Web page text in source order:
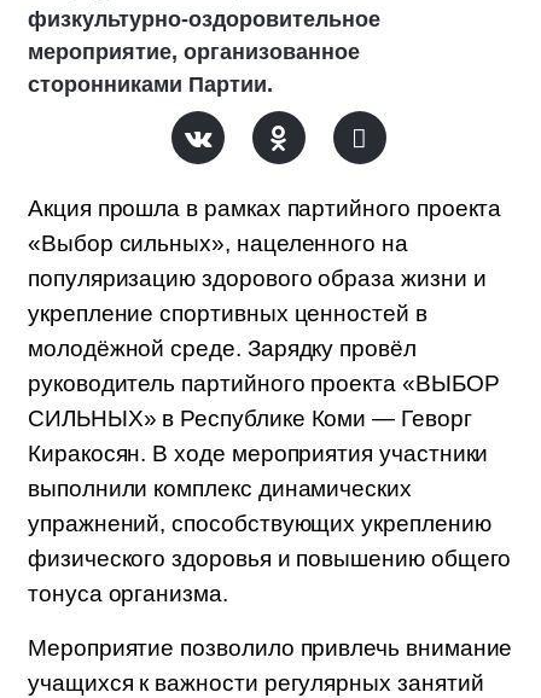
физкультурно‑оздоровительное
мероприятие, организованное
сторонниками Партии.
Акция прошла в рамках партийного проекта
«Выбор сильных», нацеленного на
популяризацию здорового образа жизни и
укрепление спортивных ценностей в
молодёжной среде. Зарядку провёл
руководитель партийного проекта «ВЫБОР
СИЛЬНЫХ» в Республике Коми — Геворг
Киракосян. В ходе мероприятия участники
выполнили комплекс динамических
упражнений, способствующих укреплению
физического здоровья и повышению общего
тонуса организма.
Мероприятие позволило привлечь внимание
учащихся к важности регулярных занятий